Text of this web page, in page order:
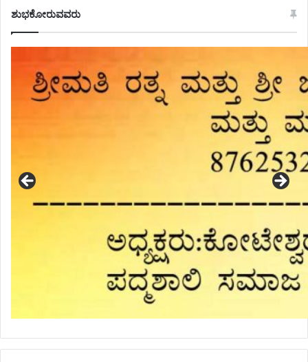
ಶುಭಕೋರುವವರು